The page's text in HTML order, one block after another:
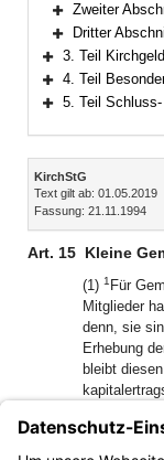
Bereich
Zweiter
Bereich
Dritter
Bereich erweitern
3. Teil
Bereich erweitern
4. Teil
5. Teil
Inhalt
KirchStG
Text gilt ab: 01.05.2019
Fassung: 21.11.1994
Art. 15 Kleine
(1) 1 Für
Mitglieder
denn, sie
Erhebung
bleibt
(2) Absatz